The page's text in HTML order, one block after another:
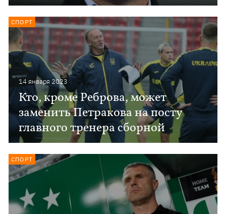
14 января 2023
Кто, кроме Реброва, может
заменить Петракова на посту
главного тренера сборной
СПОРТ
СПОРТ